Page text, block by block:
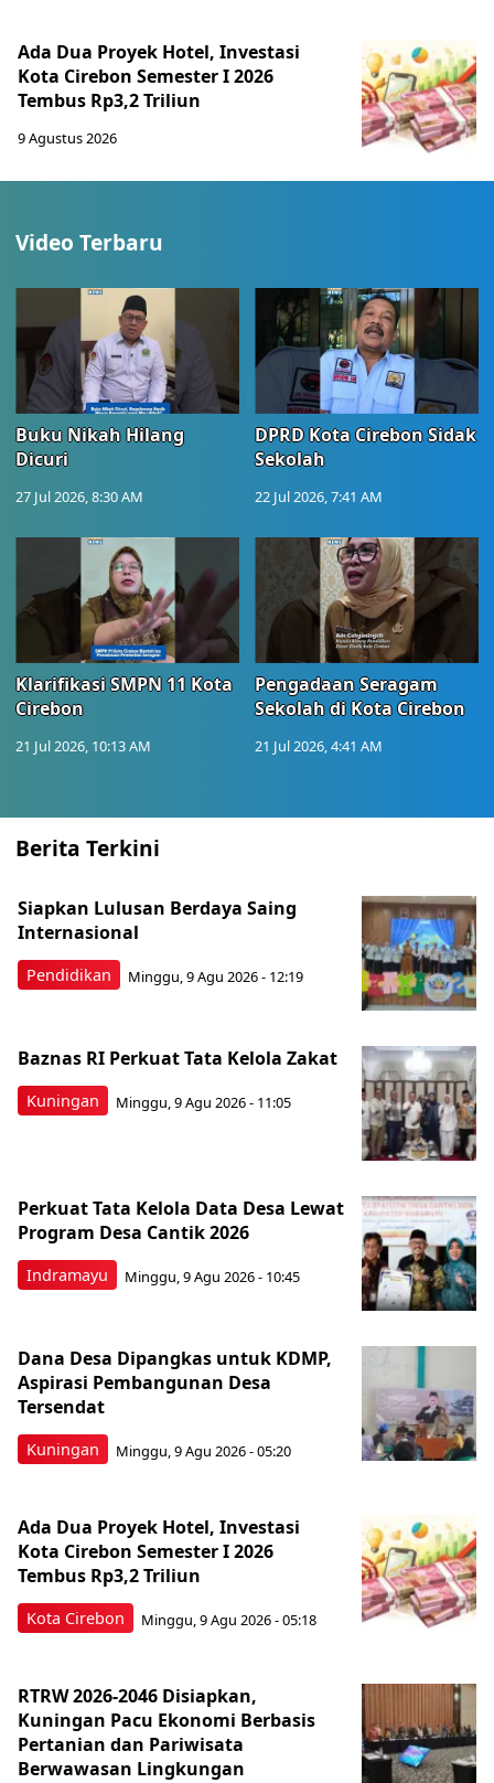
Ada Dua Proyek Hotel, Investasi
Kota Cirebon Semester I 2026
Tembus Rp3,2 Triliun
9 Agustus 2026
Video Terbaru
Buku Nikah Hilang
Dicuri
27 Jul 2026, 8:30 AM
DPRD Kota Cirebon Sidak
Sekolah
22 Jul 2026, 7:41 AM
Klarifikasi SMPN 11 Kota
Cirebon
21 Jul 2026, 10:13 AM
Pengadaan Seragam
Sekolah di Kota Cirebon
21 Jul 2026, 4:41 AM
Berita Terkini
Pendidikan
Siapkan Lulusan Berdaya Saing
Internasional
Minggu, 9 Agu 2026 - 12:19
Kuningan
Baznas RI Perkuat Tata Kelola Zakat
Minggu, 9 Agu 2026 - 11:05
Indramayu
Perkuat Tata Kelola Data Desa Lewat
Program Desa Cantik 2026
Minggu, 9 Agu 2026 - 10:45
Kuningan
Dana Desa Dipangkas untuk KDMP,
Aspirasi Pembangunan Desa
Tersendat
Minggu, 9 Agu 2026 - 05:20
Kota Cirebon
Ada Dua Proyek Hotel, Investasi
Kota Cirebon Semester I 2026
Tembus Rp3,2 Triliun
Minggu, 9 Agu 2026 - 05:18
RTRW 2026-2046 Disiapkan,
Kuningan Pacu Ekonomi Berbasis
Pertanian dan Pariwisata
Berwawasan Lingkungan